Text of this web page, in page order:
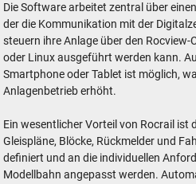
Die Software arbeitet zentral über
der die Kommunikation mit der
steuern ihre Anlage über den
oder Linux ausgeführt werden kann.
Smartphone oder Tablet ist möglich,
Anlagenbetrieb erhöht.
Ein wesentlicher Vorteil von Rocrail ist
Gleispläne, Blöcke, Rückmelder und
definiert und an die individuellen
Modellbahn angepasst werden.